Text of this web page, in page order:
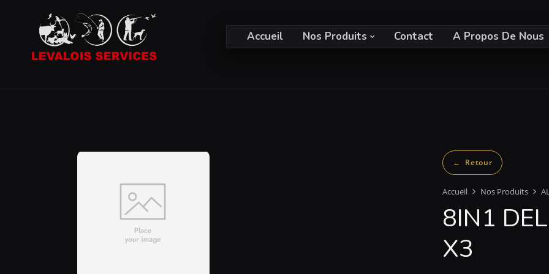
Accueil Nos Produits Contact A Propos De Nous
Accueil Nos Produits
8IN1
X3